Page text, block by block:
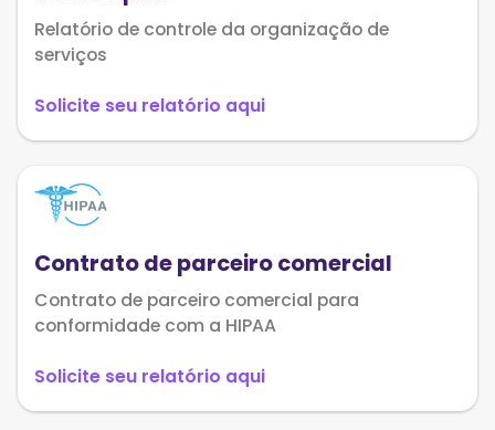
Relatório de controle da organização de
serviços
Solicite seu relatório aqui
Contrato de parceiro comercial
Contrato de parceiro comercial para
conformidade com a HIPAA
Solicite seu relatório aqui